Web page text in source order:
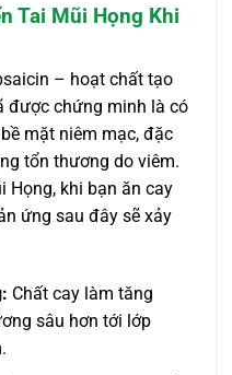
Tai Mũi Họng Khi
– hoạt chất tạo
được chứng minh là có
mặt niêm mạc, đặc
tổn thương do viêm.
Họng, khi bạn ăn cay
ứng sau đây sẽ xảy
Chất cay làm tăng
sâu hơn tới lớp